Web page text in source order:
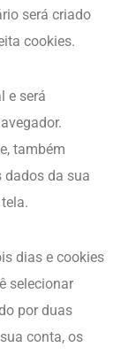
será criado
cookies.
e será
também
dados da sua
dias e cookies
selecionar
por duas
conta, os